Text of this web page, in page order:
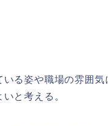
いる姿や職場の雰囲気
と考える。